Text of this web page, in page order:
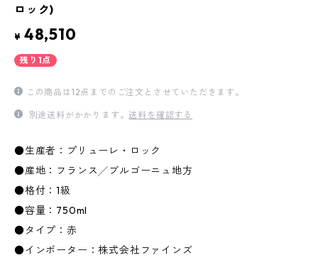
ロック)
¥ 48,510
残り1点
この商品は12点までのご注文とさせていただきます。
別途送料がかかります。送料を確認する
●生産者：プリューレ・ロック
●産地：フランス╱ブルゴーニュ地方
●格付：1級
●容量：750ml
●タイプ：赤
●インポーター：株式会社ファインズ